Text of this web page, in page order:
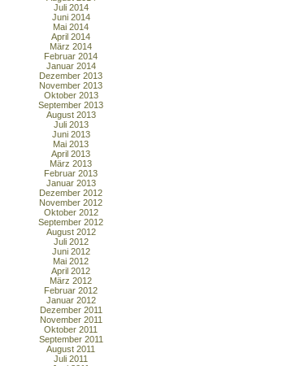
Juli 2014
Juni 2014
Mai 2014
April 2014
März 2014
Februar 2014
Januar 2014
Dezember 2013
November 2013
Oktober 2013
September 2013
August 2013
Juli 2013
Juni 2013
Mai 2013
April 2013
März 2013
Februar 2013
Januar 2013
Dezember 2012
November 2012
Oktober 2012
September 2012
August 2012
Juli 2012
Juni 2012
Mai 2012
April 2012
März 2012
Februar 2012
Januar 2012
Dezember 2011
November 2011
Oktober 2011
September 2011
August 2011
Juli 2011